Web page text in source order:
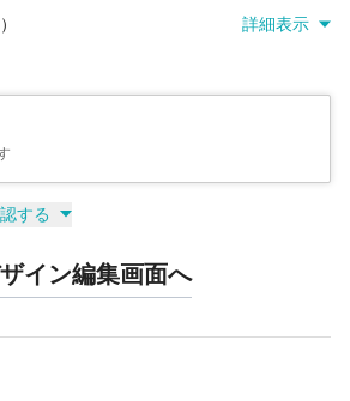
詳細表示
する
イン編集画面へ